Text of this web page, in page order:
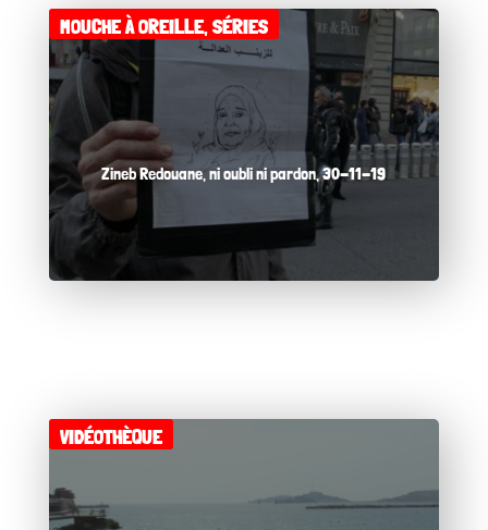
Zineb Redouane, ni oubli ni pardon, 30-11-19
MOUCHE À OREILLE,SÉRIES
VIDÉOTHÈQUE